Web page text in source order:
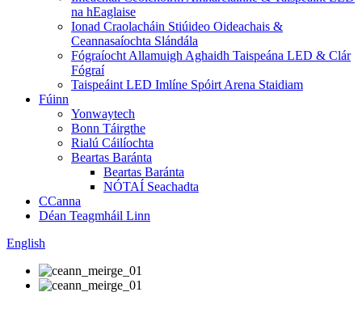
na hEaglaise
Ionad Craolacháin Stiúideo Oideachais &
Ceannasaíochta Slándála
Fógraíocht Allamuigh Aghaidh Taispeána LED & Clár
Fógraí
Taispeáint LED Imlíne Spóirt Arena Staidiam
Fúinn
Yonwaytech
Bonn Táirgthe
Rialú Cáilíochta
Beartas Baránta
Beartas Baránta
NÓTAÍ Seachadta
CCanna
Déan Teagmháil Linn
English